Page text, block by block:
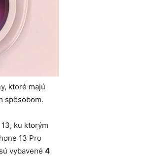
ktoré majú
spôsobom.
ku ktorým
13 Pro
sú vybavené 4